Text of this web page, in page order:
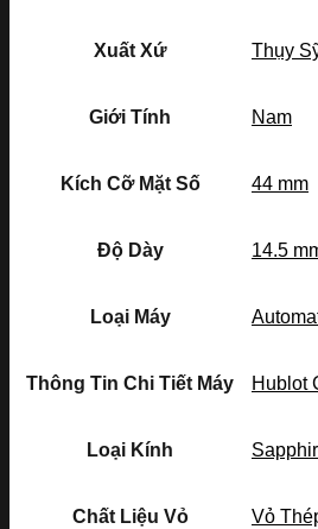
Xuất Xứ Thụy
Giới Tính Nam
Kích Cỡ Mặt Số 44 mm
Độ Dày 14.5
Loại Máy
Thông Tin Chi Tiết Máy Hublot
Loại Kính
Chất Liệu Vỏ Vỏ